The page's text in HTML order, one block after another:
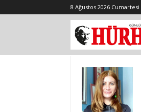
8 Ağustos 2026 Cumartesi